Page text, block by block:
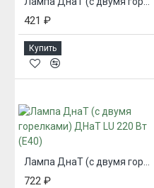
421 ₽
Купить
722 ₽